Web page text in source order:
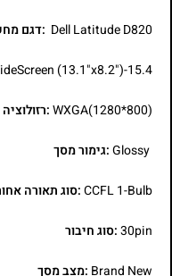
Dell Latitude D820 :דגם
15.4-inch WideScreen (13.1"x8.2")
WXGA(1280*800):רזולוציה
Glossy:גימור מסך
CCFL 1-Bulb:סוג תאורה
30pin:סוג חיבור
Brand New :מצב מסך